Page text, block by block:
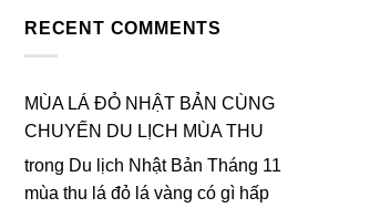
bản
Hoa
Mai
Anh
Đào
chốt
năm
RECENT COMMENTS
MÙA LÁ ĐỎ NHẬT BẢN CÙNG
CHUYẾN DU LỊCH MÙA THU
trong Du lịch Nhật Bản Tháng 11
mùa thu lá đỏ lá vàng có gì hấp